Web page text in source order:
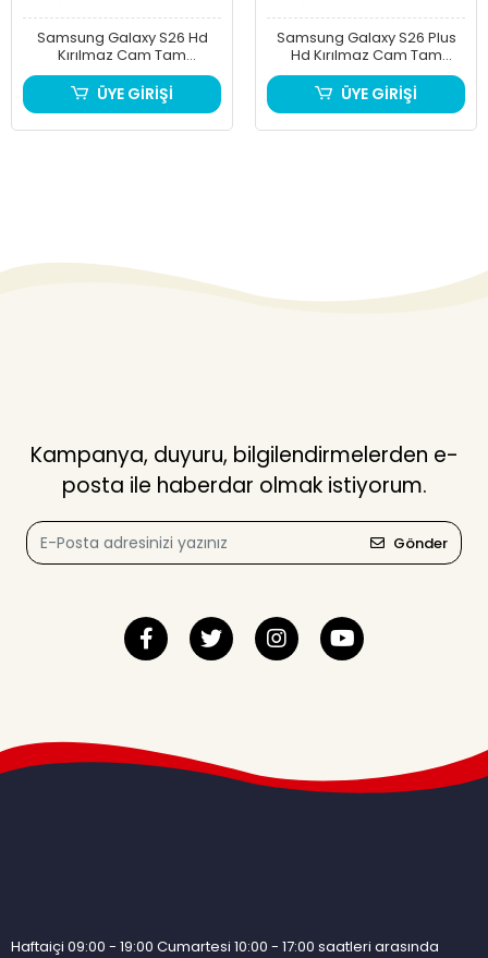
Samsung Galaxy S26 Hd
Kırılmaz Cam Tam
Kaplayan Ekran Koruyucu
ÜYE GİRİŞİ
Samsung Galaxy S26 Plus
Hd Kırılmaz Cam Tam
Kaplayan Ekran Koruyucu
ÜYE GİRİŞİ
Kampanya, duyuru, bilgilendirmelerden e-
posta ile haberdar olmak istiyorum.
Gönder
Haftaiçi 09:00 - 19:00 Cumartesi 10:00 - 17:00 saatleri arasında